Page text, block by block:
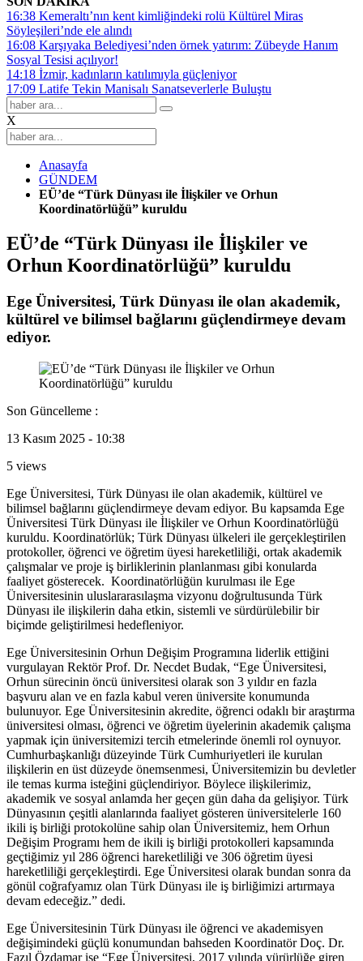
16:38 Kemeraltı’nın kent kimliğindeki rolü Kültürel Miras
Söyleşileri’nde ele alındı
16:08 Karşıyaka Belediyesi’nden örnek yatırım: Zübeyde Hanım
Sosyal Tesisi açılıyor!
14:18 İzmir, kadınların katılımıyla güçleniyor
17:09 Latife Tekin Manisalı Sanatseverlerle Buluştu
X
Anasayfa
GÜNDEM
EÜ’de “Türk Dünyası ile İlişkiler ve Orhun
Koordinatörlüğü” kuruldu
EÜ’de “Türk Dünyası ile İlişkiler ve
Orhun Koordinatörlüğü” kuruldu
Ege Üniversitesi, Türk Dünyası ile olan akademik,
kültürel ve bilimsel bağlarını güçlendirmeye devam
ediyor.
Son Güncelleme :
13 Kasım 2025 - 10:38
5 views
Ege Üniversitesi, Türk Dünyası ile olan akademik, kültürel ve
bilimsel bağlarını güçlendirmeye devam ediyor. Bu kapsamda Ege
Üniversitesi Türk Dünyası ile İlişkiler ve Orhun Koordinatörlüğü
kuruldu. Koordinatörlük; Türk Dünyası ülkeleri ile gerçekleştirilen
protokoller, öğrenci ve öğretim üyesi hareketliliği, ortak akademik
çalışmalar ve proje iş birliklerinin planlanması gibi konularda
faaliyet gösterecek. Koordinatörlüğün kurulması ile Ege
Üniversitesinin uluslararasılaşma vizyonu doğrultusunda Türk
Dünyası ile ilişkilerin daha etkin, sistemli ve sürdürülebilir bir
biçimde geliştirilmesi hedefleniyor.
Ege Üniversitesinin Orhun Değişim Programına liderlik ettiğini
vurgulayan Rektör Prof. Dr. Necdet Budak, “Ege Üniversitesi,
Orhun sürecinin öncü üniversitesi olarak son 3 yıldır en fazla
başvuru alan ve en fazla kabul veren üniversite konumunda
bulunuyor. Ege Üniversitesinin akredite, öğrenci odaklı bir araştırma
üniversitesi olması, öğrenci ve öğretim üyelerinin akademik çalışma
yapmak için üniversitemizi tercih etmelerinde önemli rol oynuyor.
Cumhurbaşkanlığı düzeyinde Türk Cumhuriyetleri ile kurulan
ilişkilerin en üst düzeyde önemsenmesi, Üniversitemizin bu devletler
ile temas kurma isteğini güçlendiriyor. Böylece ilişkilerimiz,
akademik ve sosyal anlamda her geçen gün daha da gelişiyor. Türk
Dünyasının çeşitli alanlarında faaliyet gösteren üniversitelerle 160
ikili iş birliği protokolüne sahip olan Üniversitemiz, hem Orhun
Değişim Programı hem de ikili iş birliği protokolleri kapsamında
geçtiğimiz yıl 286 öğrenci hareketliliği ve 306 öğretim üyesi
hareketliliği gerçekleştirdi. Ege Üniversitesi olarak bundan sonra da
gönül coğrafyamız olan Türk Dünyası ile iş birliğimizi artırmaya
devam edeceğiz.” dedi.
Ege Üniversitesinin Türk Dünyası ile öğrenci ve akademisyen
değişimindeki güçlü konumundan bahseden Koordinatör Doç. Dr.
Fazıl Özdamar ise “Ege Üniversitesi, 2017 yılında yürürlüğe giren